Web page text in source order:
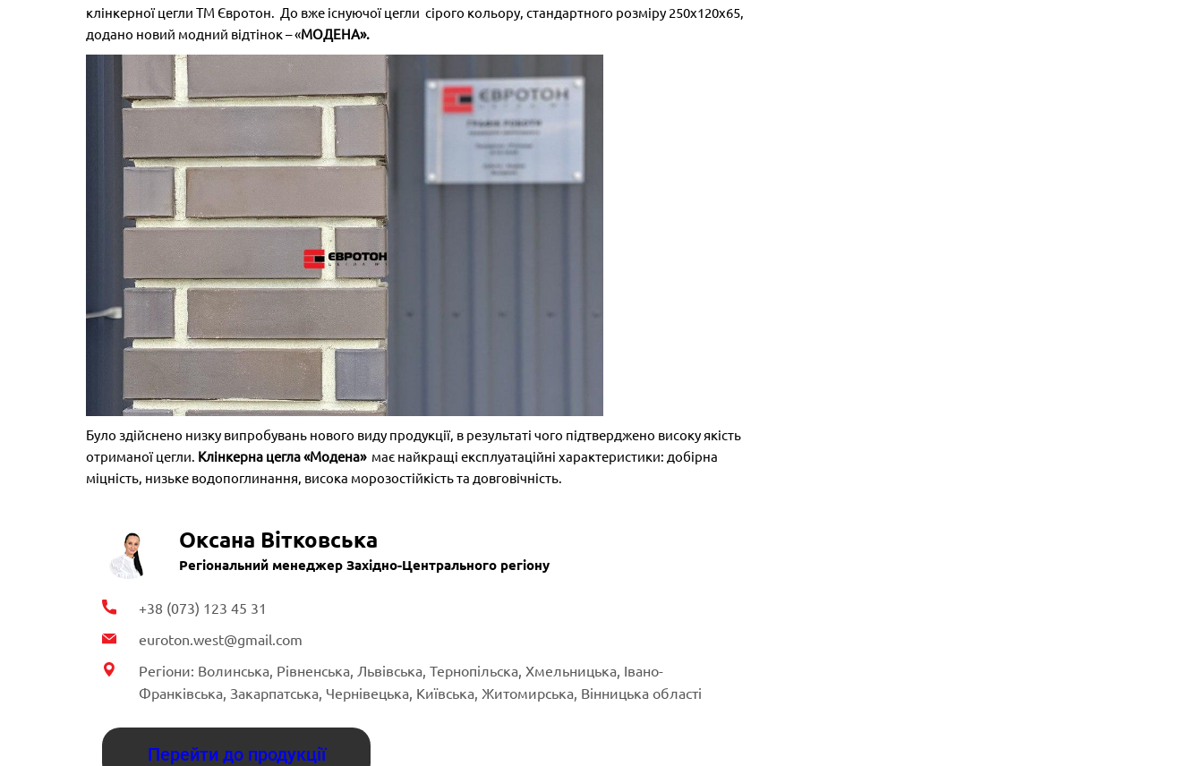
клінкерної цегли ТМ Євротон. До вже існуючої цегли сірого кольору, стандартного розміру 250х120х65,
додано новий модний відтінок – «МОДЕНА».
Було здійснено низку випробувань нового виду продукції, в результаті чого підтверджено високу якість
отриманої цегли. Клінкерна цегла «Модена»має найкращі експлуатаційні характеристики: добірна
міцність, низьке водопоглинання, висока морозостійкість та довговічність.
Оксана Вітковська
Регіональний менеджер Західно-Центрального регіону
+38 (073) 123 45 31
euroton.west@gmail.com
Регіони: Волинська, Рівненська, Львівська, Тернопільска, Хмельницька, Івано-
Франківська, Закарпатська, Чернівецька, Київська, Житомирська, Вінницька області
Перейти до продукції